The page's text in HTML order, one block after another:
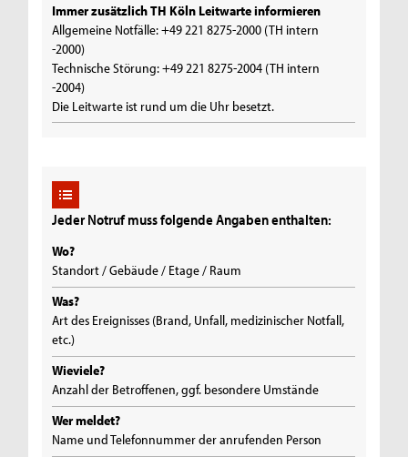
Immer zusätzlich TH Köln Leitwarte informieren
Allgemeine Notfälle: +49 221 8275-2000 (TH intern
-2000)
Technische Störung: +49 221 8275-2004 (TH intern
-2004)
Die Leitwarte ist rund um die Uhr besetzt.
Jeder Notruf muss folgende Angaben enthalten:
Wo?
Standort / Gebäude / Etage / Raum
Was?
Art des Ereignisses (Brand, Unfall, medizinischer Notfall,
etc.)
Wieviele?
Anzahl der Betroffenen, ggf. besondere Umstände
Wer meldet?
Name und Telefonnummer der anrufenden Person